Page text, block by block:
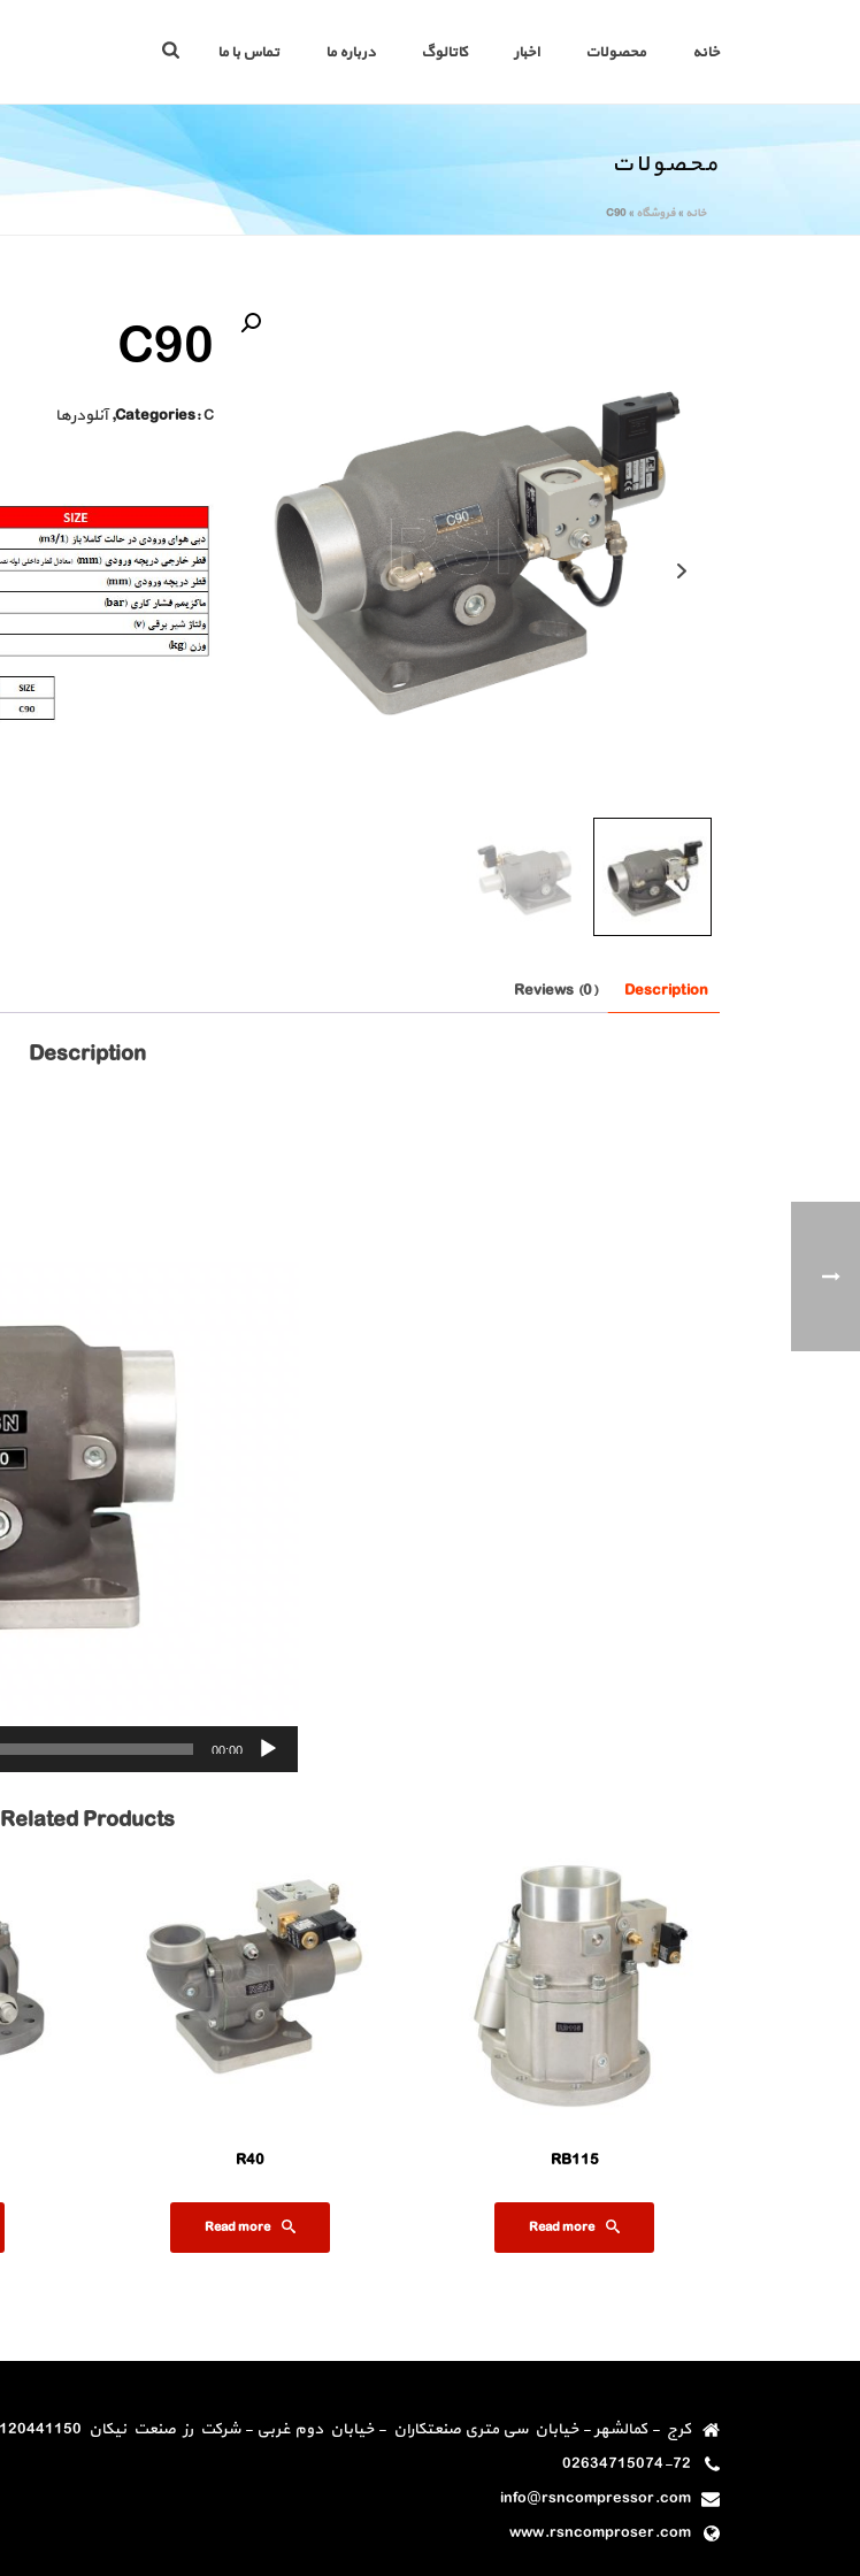
خانه محصولات اخبار کاتالوگ درباره ما تماس با ما
محصولات
خانه »فروشگاه »
C90
🔍
Next
C90
Categories:C
,آنلودرها
Description
Reviews (0)
Description
00:00
Related Products
RB115
Read more
R40
Read more
کرج - کمالشهر - خیابان سی متری صنعتکاران - خیابان دوم غربی - شرکت رز صنعت نیکان 09120441150
02634715074-72
info@rsncompressor.com
www.rsncomproser.com